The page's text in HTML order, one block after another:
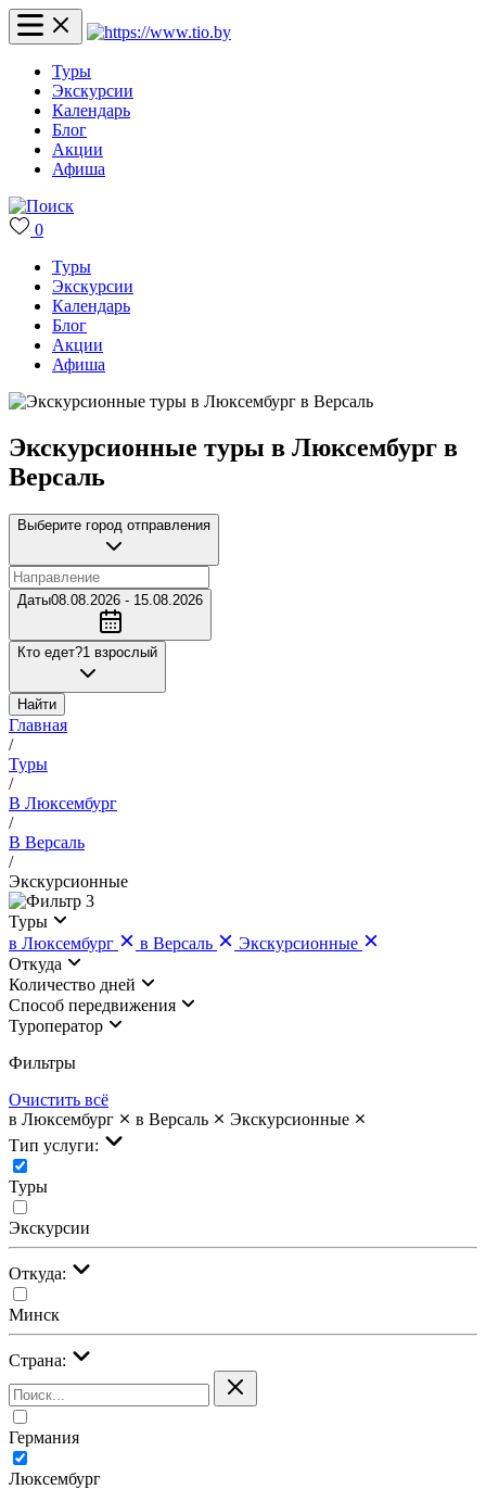
Туры
Экскурсии
Календарь
Блог
Акции
Афиша
0
Туры
Экскурсии
Календарь
Блог
Акции
Афиша
Экскурсионные туры в Люксембург в
Версаль
Выберите город отправления
Даты08.08.2026 - 15.08.2026
Кто едет?1 взрослый
Найти
Главная
/
Туры
/
В Люксембург
/
В Версаль
/
Экскурсионные
3
Туры
в Люксембург
в Версаль
Экскурсионные
Откуда
Количество дней
Cпособ передвижения
Туроператор
Фильтры
Очистить всё
в Люксембург
в Версаль
Экскурсионные
Тип услуги:
Туры
Экскурсии
Откуда:
Минск
Страна:
Германия
Люксембург